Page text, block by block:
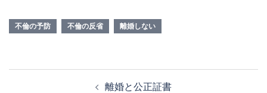
不倫の予防 不倫の反省 離婚しない
離婚と公正証書